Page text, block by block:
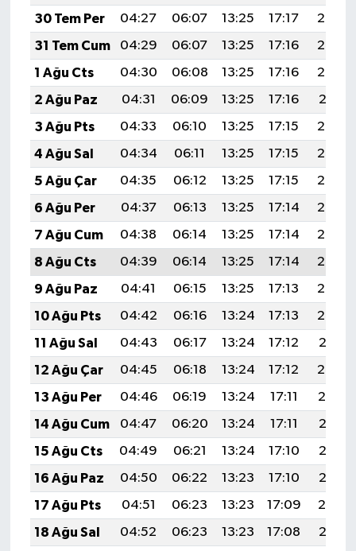
30 Tem Per
04:27 06:07 13:25 17:17
20:34
31 Tem Cum
04:29 06:07 13:25 17:16
20:33
1 Ağu Cts
04:30 06:08 13:25 17:16
20:32
2 Ağu Paz
04:31 06:09 13:25 17:16
20:31
3 Ağu Pts
04:33 06:10 13:25 17:15
20:30
4 Ağu Sal
04:34 06:11 13:25 17:15
20:29
5 Ağu Çar
04:35 06:12 13:25 17:15
20:28
6 Ağu Per
04:37 06:13 13:25 17:14
20:27
7 Ağu Cum
04:38 06:14 13:25 17:14
20:26
8 Ağu Cts
04:39 06:14 13:25 17:14
20:25
9 Ağu Paz
04:41 06:15 13:25 17:13
20:24
10 Ağu Pts
04:42 06:16 13:24 17:13
20:23
11 Ağu Sal
04:43 06:17 13:24 17:12
20:21
12 Ağu Çar
04:45 06:18 13:24 17:12
20:20
13 Ağu Per
04:46 06:19 13:24 17:11
20:19
14 Ağu Cum
04:47 06:20 13:24 17:11
20:18
15 Ağu Cts
04:49 06:21 13:24 17:10
20:16
16 Ağu Paz
04:50 06:22 13:23 17:10
20:15
17 Ağu Pts
04:51 06:23 13:23 17:09
20:14
18 Ağu Sal
04:52 06:23 13:23 17:08
20:13